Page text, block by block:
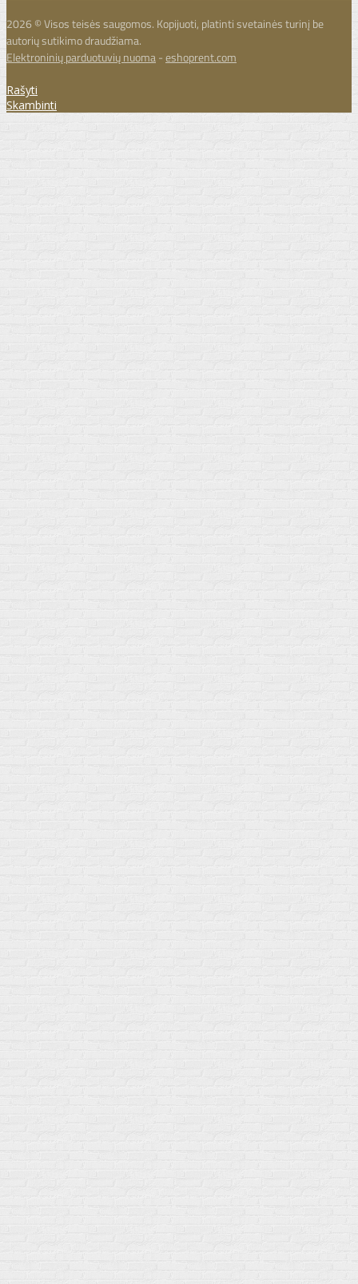
2026 © Visos teisės saugomos. Kopijuoti, platinti svetainės turinį be
autorių sutikimo draudžiama.
Elektroninių parduotuvių nuoma-eshoprent.com
Rašyti
Skambinti